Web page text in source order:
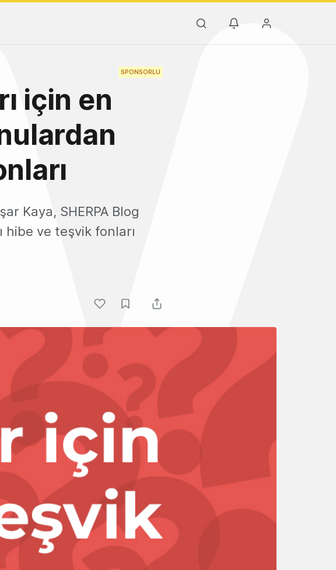
SPONSORLU
için en
Kaya, SHERPA Blog
hibe ve teşvik fonları